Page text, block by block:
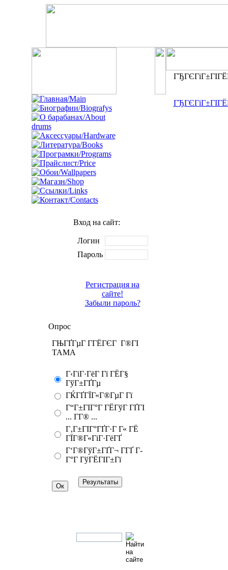
Вход на сайт:
Логин
Пароль
Регистрация на
сайте!
Забыли пароль?
Опрос
ГЊГҐГµГ Г­ГЁГЄГ Г®ГІ
TAMA
Г‹ГіГ·ГёГ Гї ГЁГ§
ГўГ±ГҐГµ
ГЌГҐГЇГ«Г®ГµГ Гї
Г“Г±ГІГ°Г ГЁГўГ ГҐГІ
... Г­Г® ...
Г‚Г±ГІГ°ГҐГ·Г Г« ГЁ
ГЇГ®Г«ГіГ·ГёГҐ
Г‘Г®ГўГ±ГҐГ¬ Г­ГҐ Г­
Г°Г ГўГЁГІГ±Гї